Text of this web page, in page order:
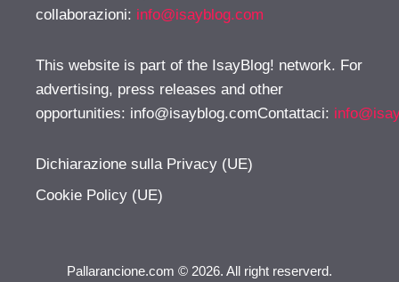
collaborazioni: info@isayblog.com
This website is part of the IsayBlog! network. For
advertising, press releases and other
opportunities: info@isayblog.comContattaci:
Dichiarazione sulla Privacy (UE)
Cookie Policy (UE)
Pallarancione.com © 2026. All right reserverd.